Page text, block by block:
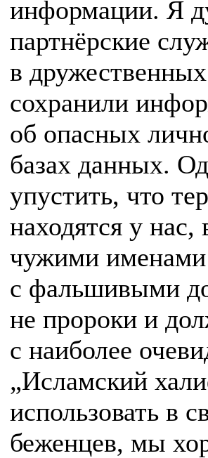
информации. Я
партнёрские
в
сохранили
об опасных
базах данных.
упустить, что
находятся у нас,
чужими
с фальшивыми
не пророки и
с наиболее
„Исламский
использовать в
беженцев, мы